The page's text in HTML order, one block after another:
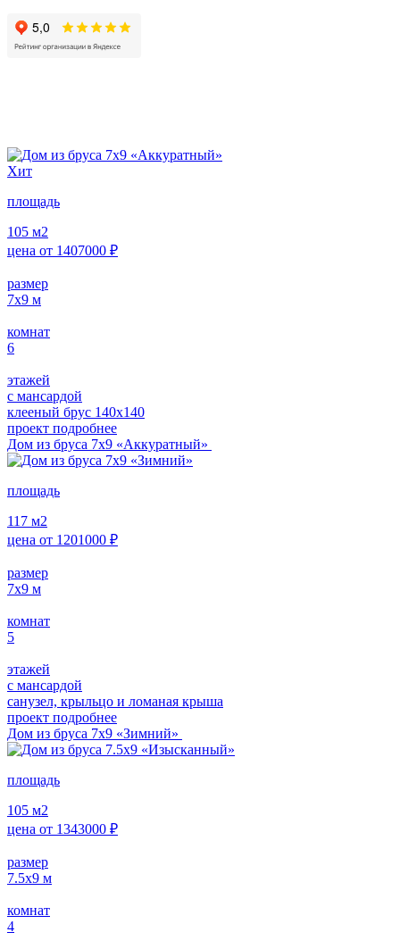
Хит
площадь
105 м2
цена от 1407000 ₽
размер
7х9 м
комнат
6
этажей
с мансардой
клееный брус 140х140
проект подробнее
Дом из бруса 7х9 «Аккуратный»
площадь
117 м2
цена от 1201000 ₽
размер
7х9 м
комнат
5
этажей
с мансардой
санузел, крыльцо и ломаная крыша
проект подробнее
Дом из бруса 7х9 «Зимний»
площадь
105 м2
цена от 1343000 ₽
размер
7.5x9 м
комнат
4